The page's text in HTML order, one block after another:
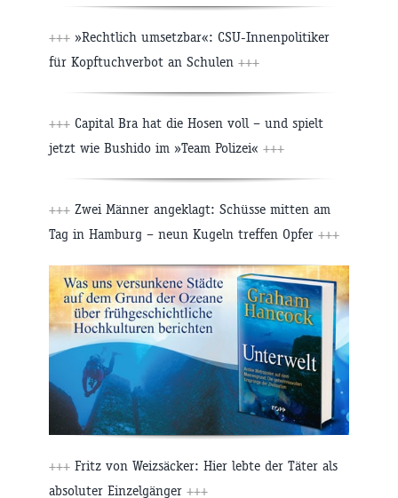
+++ »Rechtlich umsetzbar«: CSU-Innenpolitiker
für Kopftuchverbot an Schulen +++
+++ Capital Bra hat die Hosen voll – und spielt
jetzt wie Bushido im »Team Polizei« +++
+++ Zwei Männer angeklagt: Schüsse mitten am
Tag in Hamburg – neun Kugeln treffen Opfer +++
+++ Fritz von Weizsäcker: Hier lebte der Täter als
absoluter Einzelgänger +++